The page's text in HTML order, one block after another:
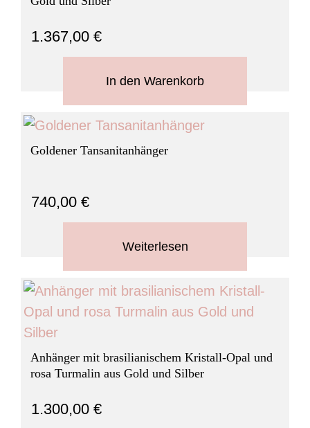
1.367,00 €
In den Warenkorb
Goldener Tansanitanhänger
740,00 €
Weiterlesen
Anhänger mit brasilianischem Kristall-Opal und
rosa Turmalin aus Gold und Silber
1.300,00 €